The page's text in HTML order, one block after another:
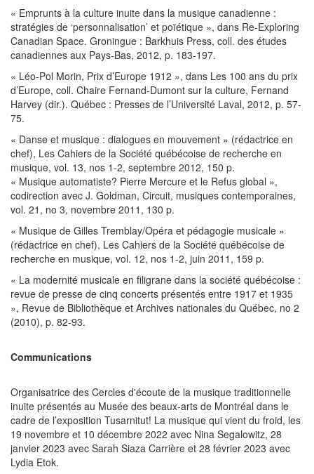
« Emprunts à la culture inuite dans la musique canadienne :
stratégies de ‘personnalisation’ et poïétique », dans Re-Exploring
Canadian Space. Groningue : Barkhuis Press, coll. des études
canadiennes aux Pays-Bas, 2012, p. 183-197.
« Léo-Pol Morin, Prix d’Europe 1912 », dans Les 100 ans du prix
d’Europe, coll. Chaire Fernand-Dumont sur la culture, Fernand
Harvey (dir.). Québec : Presses de l’Université Laval, 2012, p. 57-
75.
« Danse et musique : dialogues en mouvement » (rédactrice en
chef), Les Cahiers de la Société québécoise de recherche en
musique, vol. 13, nos 1-2, septembre 2012, 150 p.
« Musique automatiste? Pierre Mercure et le Refus global »,
codirection avec J. Goldman, Circuit, musiques contemporaines,
vol. 21, no 3, novembre 2011, 130 p.
« Musique de Gilles Tremblay/Opéra et pédagogie musicale »
(rédactrice en chef), Les Cahiers de la Société québécoise de
recherche en musique, vol. 12, nos 1-2, juin 2011, 159 p.
« La modernité musicale en filigrane dans la société québécoise :
revue de presse de cinq concerts présentés entre 1917 et 1935
», Revue de Bibliothèque et Archives nationales du Québec, no 2
(2010), p. 82-93.
Communications
Organisatrice des Cercles d'écoute de la musique traditionnelle
inuite présentés au Musée des beaux-arts de Montréal dans le
cadre de l’exposition Tusarnitut! La musique qui vient du froid, les
19 novembre et 10 décembre 2022 avec Nina Segalowitz, 28
janvier 2023 avec Sarah Siaza Carrière et 28 février 2023 avec
Lydia Etok.